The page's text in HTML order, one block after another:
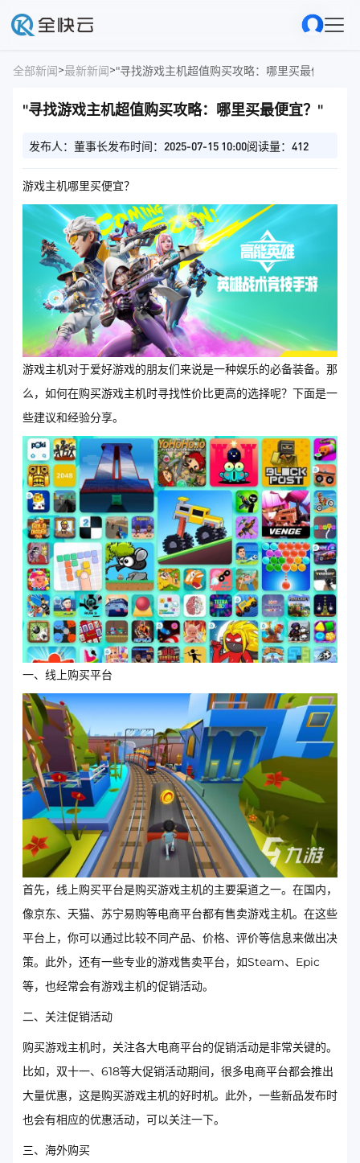
全部新闻>最新新闻>"寻找游戏主机超值购买攻略：哪里买最便宜？"
"寻找游戏主机超值购买攻略：哪里买最便宜？"
发布人：董事长发布时间：2025-07-15 10:00阅读量：412
游戏主机哪里买便宜？
游戏主机对于爱好游戏的朋友们来说是一种娱乐的必备装备。那
么，如何在购买游戏主机时寻找性价比更高的选择呢？下面是一
些建议和经验分享。
一、线上购买平台
首先，线上购买平台是购买游戏主机的主要渠道之一。在国内，
像京东、天猫、苏宁易购等电商平台都有售卖游戏主机。在这些
平台上，你可以通过比较不同产品、价格、评价等信息来做出决
策。此外，还有一些专业的游戏售卖平台，如Steam、Epic
等，也经常会有游戏主机的促销活动。
二、关注促销活动
购买游戏主机时，关注各大电商平台的促销活动是非常关键的。
比如，双十一、618等大促销活动期间，很多电商平台都会推出
大量优惠，这是购买游戏主机的好时机。此外，一些新品发布时
也会有相应的优惠活动，可以关注一下。
三、海外购买